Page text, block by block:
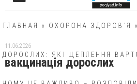
ГЛАВНАЯ » ОХОРОНА ЗДОРОВ'Я
ДОРОСЛИХ: ЯКІ ЩЕПЛЕННЯ
11.06.2026
вакцинація дорослих